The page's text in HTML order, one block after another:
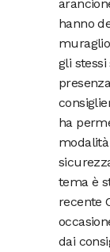
hanno
gli
ha
tema è
recente
dai